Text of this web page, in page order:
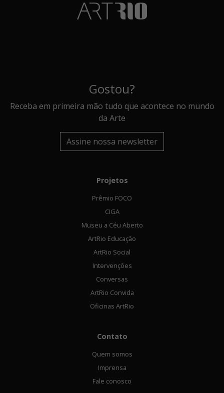
Gostou?
Receba em primeira mão tudo que acontece no mundo
da Arte
Assine nossa newsletter
Projetos
Prêmio FOCO
CIGA
Museu a Céu Aberto
ArtRio Educação
ArtRio Social
Intervenções
Conversas
ArtRio Convida
Oficinas ArtRio
Contato
Quem somos
Imprensa
Fale conosco